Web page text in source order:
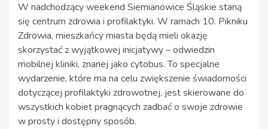
W nadchodzący weekend Siemianowice Śląskie staną
się centrum zdrowia i profilaktyki. W ramach 10. Pikniku
Zdrowia, mieszkańcy miasta będą mieli okazję
skorzystać z wyjątkowej inicjatywy – odwiedzin
mobilnej kliniki, znanej jako cytobus. To specjalne
wydarzenie, które ma na celu zwiększenie świadomości
dotyczącej profilaktyki zdrowotnej, jest skierowane do
wszystkich kobiet pragnących zadbać o swoje zdrowie
w prosty i dostępny sposób.